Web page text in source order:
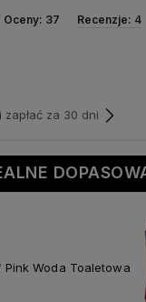
Oceny: 37 Recenzje: 4
zapłać za 30 dni
Woda Toaletowa